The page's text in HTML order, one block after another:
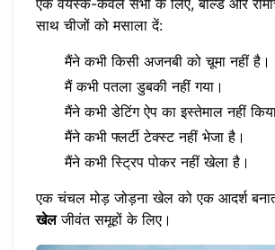
साथ चीजों को मसाला दें:
मैंने कभी किसी अजनबी को चूमा नहीं है।
मैं कभी पतला डुबकी नहीं गया।
मैंने कभी डेटिंग ऐप का इस्तेमाल नहीं
मैंने कभी फ्लर्टी टेक्स्ट नहीं भेजा है।
मैंने कभी स्ट्रिप पोकर नहीं खेला है।
एक चंचल मोड़ जोड़ना खेल को एक आदर्श
खेलजीवंत समूहों के लिए।